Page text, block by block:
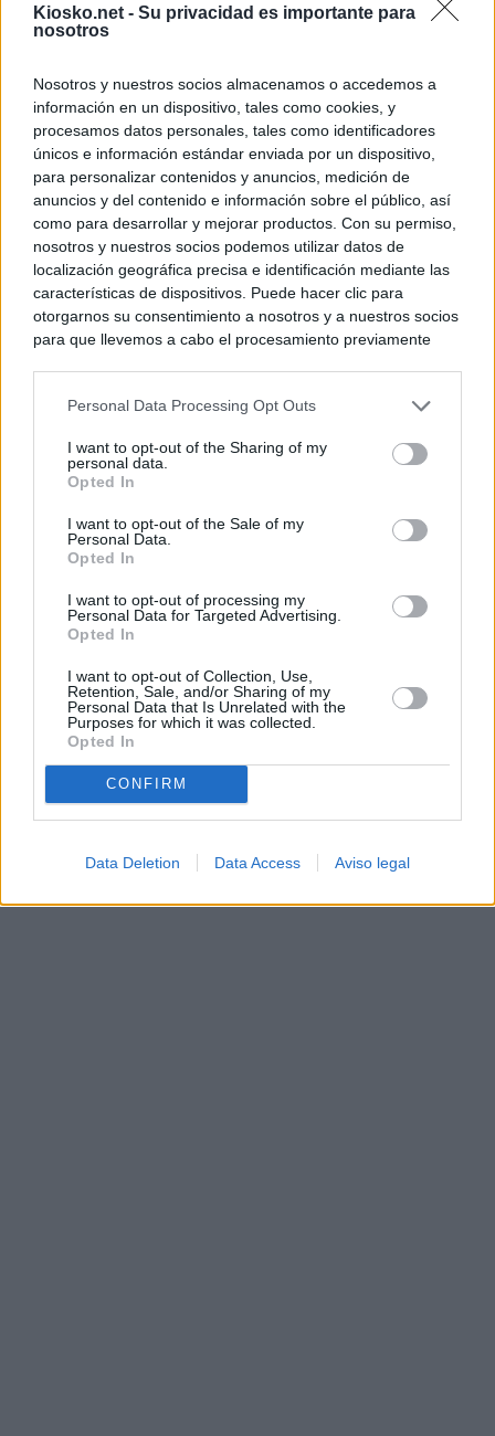
Kiosko.net - Su privacidad es importante para
nosotros
Nosotros y nuestros socios almacenamos o accedemos a
información en un dispositivo, tales como cookies, y
procesamos datos personales, tales como identificadores
únicos e información estándar enviada por un dispositivo,
para personalizar contenidos y anuncios, medición de
anuncios y del contenido e información sobre el público, así
como para desarrollar y mejorar productos. Con su permiso,
nosotros y nuestros socios podemos utilizar datos de
localización geográfica precisa e identificación mediante las
características de dispositivos. Puede hacer clic para
otorgarnos su consentimiento a nosotros y a nuestros socios
para que llevemos a cabo el procesamiento previamente
negar su consentimiento. Tenga en cuenta que algún
de su consentimiento, pero usted tiene el derecho de
rechazar tal procesamiento. Sus preferencias se aplicarán
cualquier momento entrando de nuevo en este sitio web o
visitando nuestra política de privacidad.
Personal Data Processing Opt Outs
I want to opt-out of the Sharing of my
personal data.
Opted In
I want to opt-out of the Sale of my
Personal Data.
Opted In
I want to opt-out of processing my
Personal Data for Targeted Advertising.
Opted In
I want to opt-out of Collection, Use,
Retention, Sale, and/or Sharing of my
Personal Data that Is Unrelated with the
Purposes for which it was collected.
Opted In
CONFIRM
Data Deletion Data Access Aviso legal